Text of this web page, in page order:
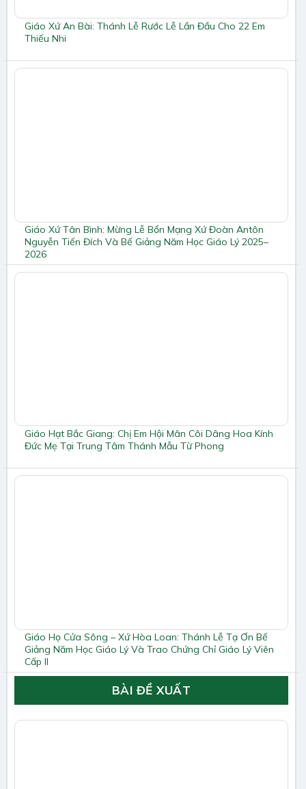
Giáo Xứ An Bài: Thánh Lễ Rước Lễ Lần Đầu Cho 22 Em
Thiếu Nhi
Giáo Xứ Tân Bình: Mừng Lễ Bổn Mạng Xứ Đoàn Antôn
Nguyễn Tiến Đích Và Bế Giảng Năm Học Giáo Lý 2025–
2026
Giáo Hạt Bắc Giang: Chị Em Hội Mân Côi Dâng Hoa Kính
Đức Mẹ Tại Trung Tâm Thánh Mẫu Từ Phong
Giáo Họ Cửa Sông – Xứ Hòa Loan: Thánh Lễ Tạ Ơn Bế
Giảng Năm Học Giáo Lý Và Trao Chứng Chỉ Giáo Lý Viên
Cấp II
BÀI ĐỀ XUẤT